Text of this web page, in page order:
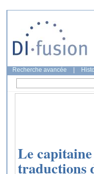
Recherche avancée
Le
traductions